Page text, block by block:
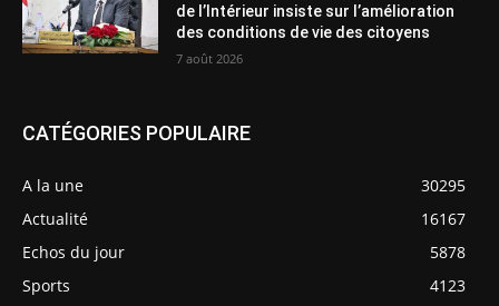
de l’Intérieur insiste sur l’amélioration
des conditions de vie des citoyens
7 août 2026
CATÉGORIES POPULAIRE
A la une
30295
Actualité
16167
Echos du jour
5878
Sports
4123